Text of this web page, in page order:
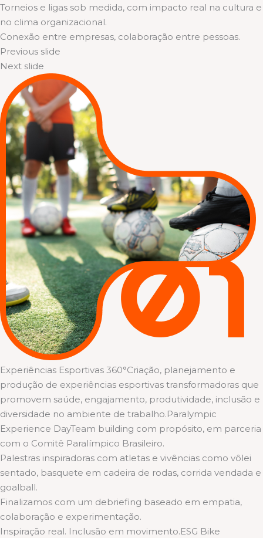
Torneios e ligas sob medida, com impacto real na cultura e
no clima organizacional.
Conexão entre empresas, colaboração entre pessoas.
Previous slide
Next slide
Experiências Esportivas 360°Criação, planejamento e
produção de experiências esportivas transformadoras que
promovem saúde, engajamento, produtividade, inclusão e
diversidade no ambiente de trabalho.Paralympic
Experience DayTeam building com propósito, em parceria
com o Comitê Paralímpico Brasileiro.
Palestras inspiradoras com atletas e vivências como vôlei
sentado, basquete em cadeira de rodas, corrida vendada e
goalball.
Finalizamos com um debriefing baseado em empatia,
colaboração e experimentação.
Inspiração real. Inclusão em movimento.ESG Bike